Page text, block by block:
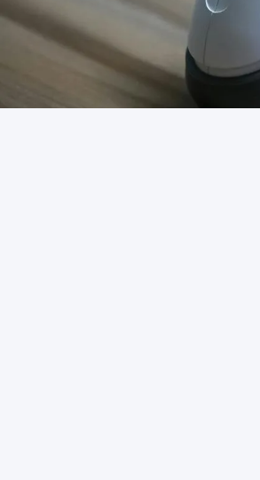
Top
votre box